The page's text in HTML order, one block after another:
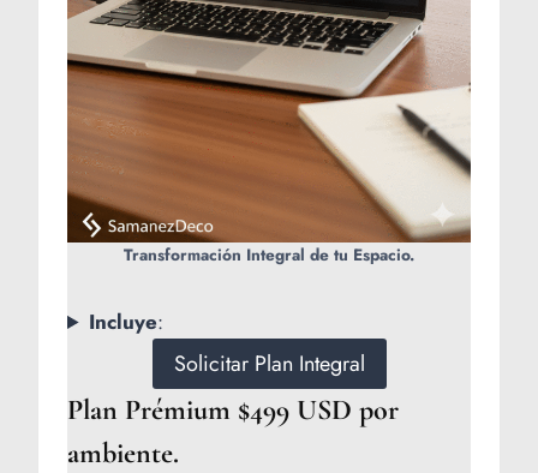
Transformación Integral de tu Espacio.
Incluye:
Solicitar Plan Integral
Plan Prémium $499 USD por
ambiente.